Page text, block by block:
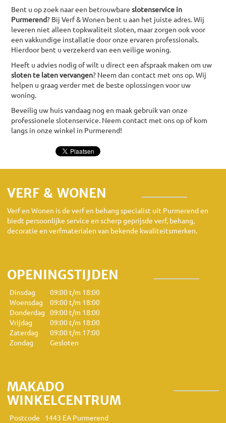
Bent u op zoek naar een betrouwbare slotenservice in
Purmerend? Bij Verf & Wonen bent u aan het juiste adres. Wij
leveren niet alleen topkwaliteit sloten, maar zorgen ook voor
een vakkundige installatie door onze ervaren professionals.
Hierdoor bent u verzekerd van een veilige woning.
Heeft u advies nodig of wilt u direct een afspraak maken om uw
sloten te laten vervangen? Neem dan contact met ons op. Wij
helpen u graag verder met de beste oplossingen voor uw
woning.
Beveilig uw huis vandaag nog en maak gebruik van onze
professionele slotenservice. Neem contact met ons op of kom
langs in onze winkel in Purmerend!
VERF & WONEN
Verf en Wonen is de verf en behang specialist uit Purmerend en
biedt persoonlijke service en scherp geprijsde verf, behang,
decoratie en verfmaterialen van bekende kwaliteitsmerken.
OPENINGSTIJDEN
Dinsdag
09:00 t/m 18:00
Woensdag
09:00 t/m 18:00
Donderdag
09:00 t/m 18:00
Vrijdag
09:00 t/m 18:00
Zaterdag
09:00 t/m 17:00
Zondag
Gesloten
MAKADO
WINKELCENTRUM
Postcode 1443 EA Purmerend